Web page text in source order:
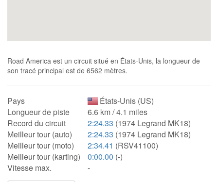
Road America est un circuit situé en États-Unis, la longueur de
son tracé principal est de 6562 mètres.
Pays
États-Unis (US)
Longueur de piste
6.6 km / 4.1 miles
Record du circuit
2:24.33 (1974 Legrand MK18)
Meilleur tour (auto)
2:24.33 (1974 Legrand MK18)
Meilleur tour (moto)
2:34.41 (RSV41100)
Meilleur tour (karting)
0:00.00 (-)
Vitesse max.
-